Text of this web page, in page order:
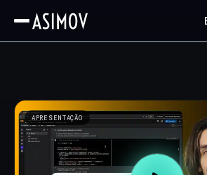
APRESENTAÇÃO